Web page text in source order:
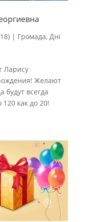
| Громада, Дні
Ларису
Желают
будут всегда
как до 20!